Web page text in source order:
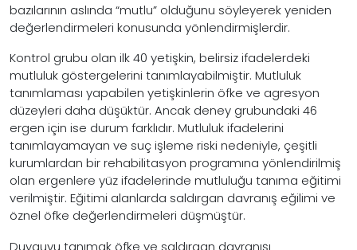
bazılarının aslında “mutlu” olduğunu söyleyerek yeniden
değerlendirmeleri konusunda yönlendirmişlerdir.
Kontrol grubu olan ilk 40 yetişkin, belirsiz ifadelerdeki
mutluluk göstergelerini tanımlayabilmiştir. Mutluluk
tanımlaması yapabilen yetişkinlerin öfke ve agresyon
düzeyleri daha düşüktür. Ancak deney grubundaki 46
ergen için ise durum farklıdır. Mutluluk ifadelerini
tanımlayamayan ve suç işleme riski nedeniyle, çeşitli
kurumlardan bir rehabilitasyon programına yönlendirilmiş
olan ergenlere yüz ifadelerinde mutluluğu tanıma eğitimi
verilmiştir. Eğitimi alanlarda saldırgan davranış eğilimi ve
öznel öfke değerlendirmeleri düşmüştür.
Duyguyu tanımak öfke ve saldırgan davranışı